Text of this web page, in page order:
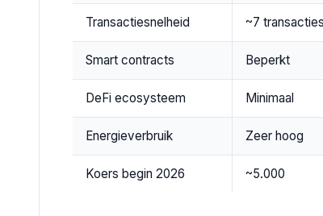
Transactiesnelheid ~7
Smart contracts Beperkt
DeFi ecosysteem Minimaal
Energieverbruik Zeer hoog
Koers begin 2026 ~5.000